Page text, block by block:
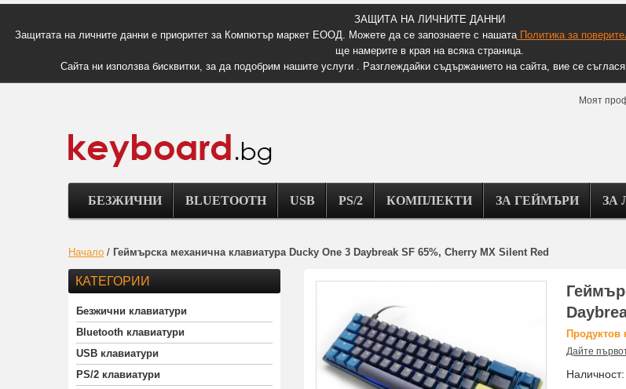
ЗАЩИТА НА ЛИЧНИТЕ ДАННИ
Защитата на личните данни е приоритет за Компютър маркет ЕООД. Можете да се запознаете с нашатаПолитика за
ще намерите в края на всяка страница.
Сайта ни използва бисквитки, за да подобрим нашите услуги . Разглеждайки съдържанието на сайта, вие се
Моят
БЕЗЖИЧНИ BLUETOOTH USB PS/2 КОМПЛЕКТИ ЗА ГЕЙМЪРИ ЗА
Начало / Геймърскa механична клавиатура Ducky One 3 Daybreak SF 65%, Cherry MX Silent Red
Продуктов
Дайте
Наличност:
КАТЕГОРИИ
Безжични клавиатури
Bluetooth клавиатури
USB клавиатури
PS/2 клавиатури